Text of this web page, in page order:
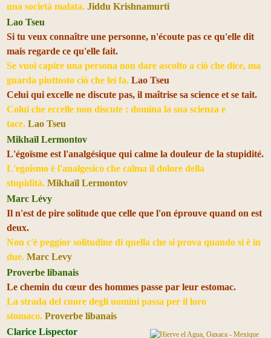
una società malata. Jiddu Krishnamurti
Lao Tseu
Si tu veux connaître une personne, n'écoute pas ce qu'elle dit
mais regarde ce qu'elle fait.
Se vuoi capire una persona non dare ascolto a ciò che dice, ma
guarda piuttosto ciò che lei fa. Lao Tseu
Celui qui excelle ne discute pas, il maîtrise sa science et se tait.
Colui che eccelle non discute : domina la sua scienza e
tace. Lao Tseu
Mikhaïl Lermontov
L'égoïsme est l'analgésique qui calme la douleur de la stupidité.
L'egoismo è l'analgesico che calma il dolore della
stupidità. Mikhaïl Lermontov
Marc Lévy
Il n'est de pire solitude que celle que l'on éprouve quand on est
deux.
Non c'è peggior solitudine di quella che si prova quando si è in
due. Marc Levy
Proverbe libanais
Le chemin du cœur des hommes passe par leur estomac.
La strada del cuore degli uomini passa per il loro
stomaco. Proverbe libanais
Clarice Lispector